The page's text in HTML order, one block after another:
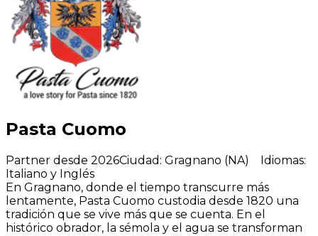
Pasta Cuomo
Partner desde 2026Ciudad : Gragnano (NA) Idiomas:
Italiano y Inglés
En Gragnano, donde el tiempo transcurre más
lentamente, Pasta Cuomo custodia desde 1820 una
tradición que se vive más que se cuenta. En el
histórico obrador, la sémola y el agua se transforman